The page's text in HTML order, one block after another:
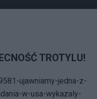
TROTYLU!
ujawniamy-jedna-z-
w-usa-wykazaly-